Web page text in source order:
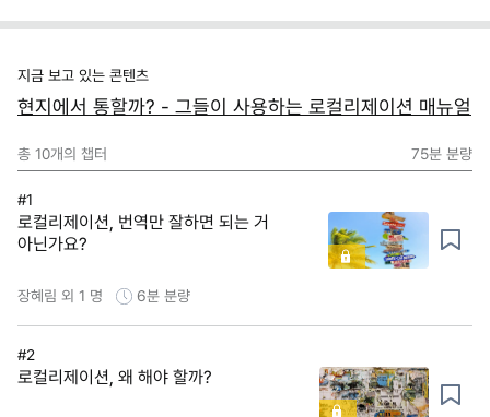
지금 보고 있는 콘텐츠
현지에서 통할까? - 그들이 사용하는 로컬리제이션 매뉴얼
총 10개의 챕터 75분 분량
#1
로컬리제이션, 번역만 잘하면 되는 거
아닌가요?
장혜림 외 1 명 6분 분량
#2
로컬리제이션, 왜 해야 할까?